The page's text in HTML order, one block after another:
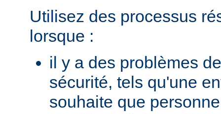
Utilisez des processus
lorsque :
il y a des problèmes
sécurité, tels qu'une
souhaite que